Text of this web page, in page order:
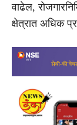
वाढेल,
क्षेत्रात अधिक